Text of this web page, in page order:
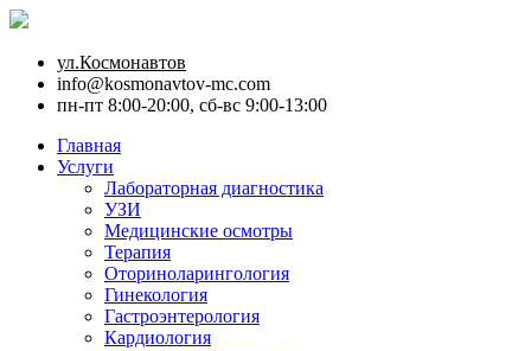
ул.Космонавтов
info@kosmonavtov-mc.com
пн-пт 8:00-20:00, сб-вс 9:00-13:00
Главная
Услуги
Лабораторная диагностика
УЗИ
Медицинские осмотры
Терапия
Оториноларингология
Гинекология
Гастроэнтерология
Кардиология